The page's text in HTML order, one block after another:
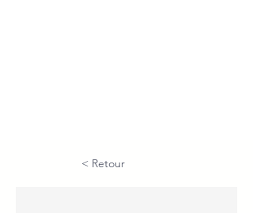
< Retour